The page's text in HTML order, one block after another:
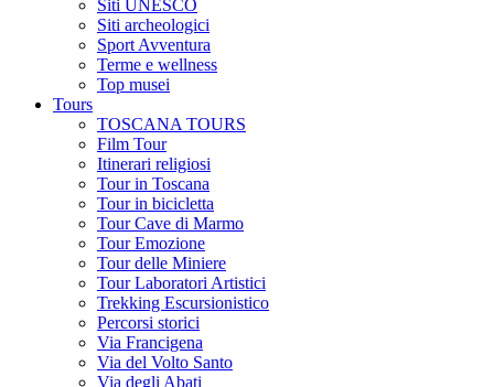
Siti UNESCO
Siti archeologici
Sport Avventura
Terme e wellness
Top musei
Tours
TOSCANA TOURS
Film Tour
Itinerari religiosi
Tour in Toscana
Tour in bicicletta
Tour Cave di Marmo
Tour Emozione
Tour delle Miniere
Tour Laboratori Artistici
Trekking Escursionistico
Percorsi storici
Via Francigena
Via del Volto Santo
Via degli Abati